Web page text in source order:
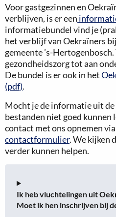
Voor gastgezinnen en
verblijven, is er een
informatiebundel vind je
het verblijf van Oekraïners
gemeente ’s-
gezondheidszorg tot aan
De bundel is er ook in het
(pdf).
Mocht je de informatie uit
bestanden niet goed kunnen
contact met ons opnemen
contactformulier. We kijken
verder kunnen helpen.
Ik heb vluchtelingen uit
Moet ik hen inschrijven bij